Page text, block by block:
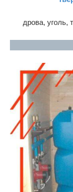
дрова, уголь,